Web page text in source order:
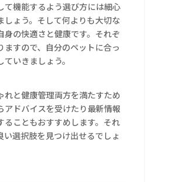
て機能するよう選び方には細心
しょう。そして何よりも大切な
身の快適さと健康です。それぞ
ますので、自分のペットに合っ
いきましょう。
れと健康管理両方を満たすため
アドバイスを受けたり最新情報
ることもおすすめします。それ
い選択肢を見つけ出せるでしょ